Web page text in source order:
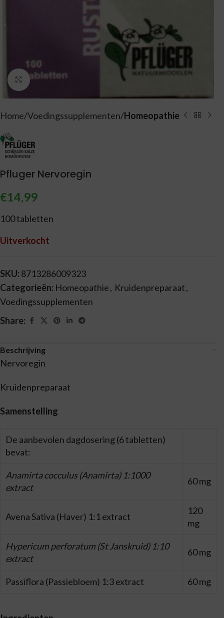
Vergroten
Home Voedingssupplementen Homeopathie
Pfluger Nervoregin
€14,99
100 tabletten
Uitverkocht
SKU: 8713286009323
Categorieën: Homeopathie, Kruidenpreparaat,
Voedingssupplementen
Share:
Beschrijving
Nervoregin
Kruidenpreparaat
Samenstelling
De aanbevolen dagdosering (6 tabletten)
bevat:
Anamirta cocculus (Anamirta) 1:1000
extract
60 mg
Avena Sativa (Haver) 1:1 extract
120
mg
Hypericum perforatum (St Janskruid) 1:10
extract
60 mg
Passiflora (Passiebloem) 1:3 extract 60 mg